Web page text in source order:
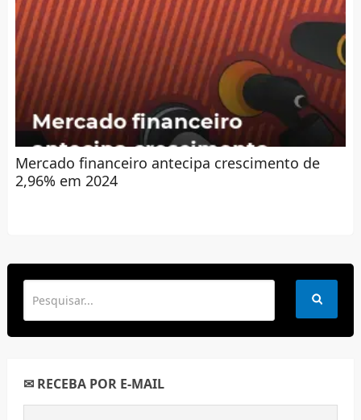
Mercado financeiro antecipa crescimento de
2,96% em 2024
✉ RECEBA POR E-MAIL